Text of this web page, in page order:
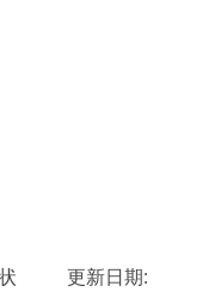
更新日期: